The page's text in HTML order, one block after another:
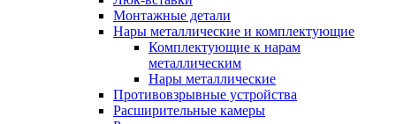
Монтажные детали
Нары металлические и комплектующие
Комплектующие к нарам
металлическим
Нары металлические
Противовзрывные устройства
Расширительные камеры